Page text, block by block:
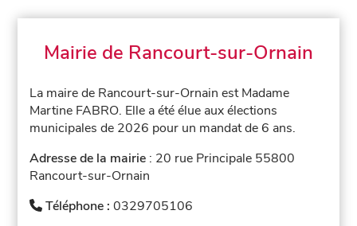
Mairie de Rancourt-sur-Ornain
La maire de Rancourt-sur-Ornain est Madame
Martine FABRO. Elle a été élue aux élections
municipales de 2026 pour un mandat de 6 ans.
Adresse de la mairie : 20 rue Principale 55800
Rancourt-sur-Ornain
Téléphone :0329705106